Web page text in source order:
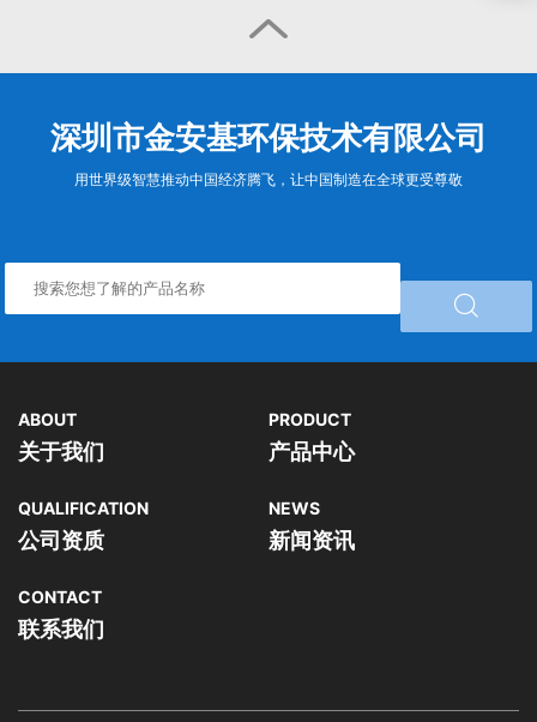

深圳市金安基环保技术有限公司
用世界级智慧推动中国经济腾飞，让中国制造在全球更受尊敬

ABOUT
关于我们
PRODUCT
产品中心
QUALIFICATION
公司资质
NEWS
新闻资讯
CONTACT
联系我们